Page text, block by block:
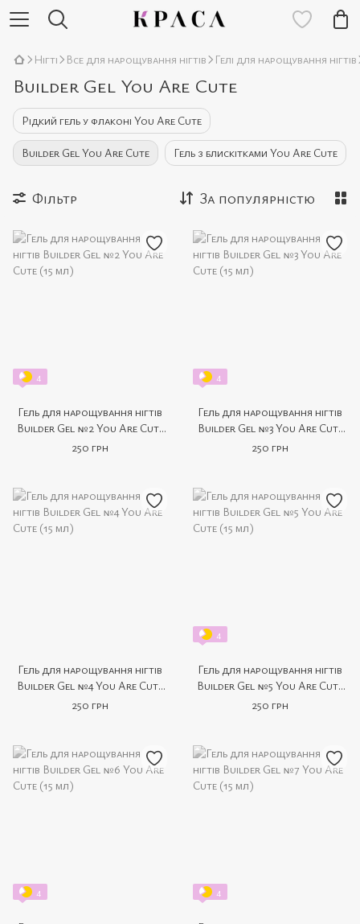
Нігті Все для нарощування нігтів Гелі для нарощування нігтів
Builder Gel You Are Cute
Рідкий гель у флаконі You Are Cute
Builder Gel You Are Cute Гель з блискітками You Are Cute
Фільтр За популярністю
4
Гель для нарощування нігтів
Builder Gel №2 You Are Cute
(15 мл)
250 грн
4
Гель для нарощування нігтів
Builder Gel №3 You Are Cute
(15 мл)
250 грн
Гель для нарощування нігтів
Builder Gel №4 You Are Cute
(15 мл)
250 грн
4
Гель для нарощування нігтів
Builder Gel №5 You Are Cute
(15 мл)
250 грн
4 4